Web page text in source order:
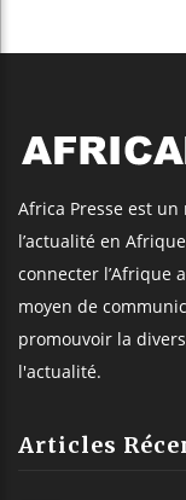
Africa Presse est
l’actualité en
connecter l’Afrique
moyen de
promouvoir la
l'actualité.
Articles